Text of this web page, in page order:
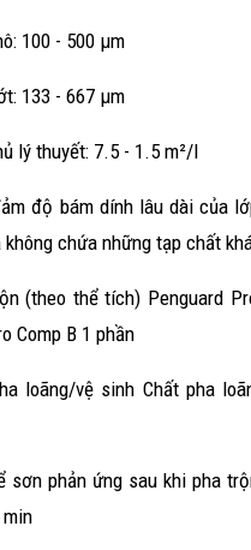
100 - 500 μm
133 - 667 μm
lý thuyết: 7.5 - 1.5 m²/l
độ bám dính lâu dài của
không chứa những tạp chất
(theo thể tích) Penguard
Comp B 1 phần
loãng/vệ sinh Chất pha
sơn phản ứng sau khi pha